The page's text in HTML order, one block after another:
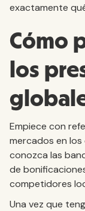
exactamente
Cómo
los
Empiece con
mercados en
conozca las
de
competidores
Una vez que